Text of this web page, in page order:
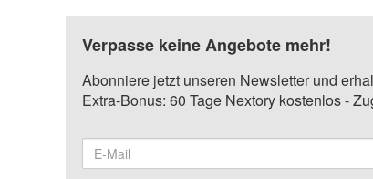
Verpasse keine Angebote mehr!
Abonniere jetzt unseren Newsletter und
Extra-Bonus: 60 Tage Nextory kostenlos -